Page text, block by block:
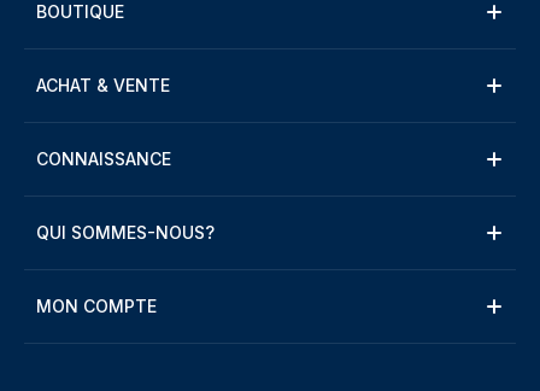
BOUTIQUE
ACHAT & VENTE
CONNAISSANCE
QUI SOMMES-NOUS?
MON COMPTE